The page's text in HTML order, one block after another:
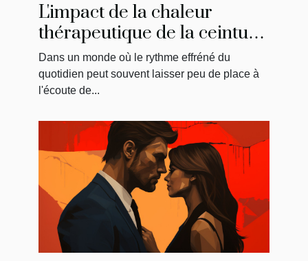
L'impact de la chaleur
thérapeutique de la ceinture
menstruelle sur
l'amélioration du bien-être
général
Dans un monde où le rythme effréné du
quotidien peut souvent laisser peu de place à
l'écoute de...